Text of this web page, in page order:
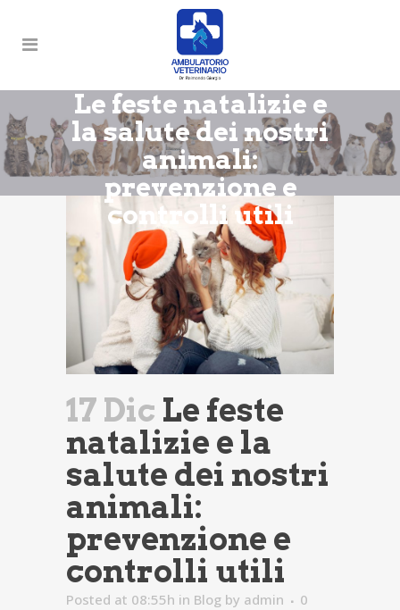
Le feste natalizie e
la salute dei nostri
animali:
prevenzione e
controlli utili
17 Dic Le feste
natalizie e la
salute dei nostri
animali:
prevenzione e
controlli utili
Posted at 08:55h in Blog by admin
0